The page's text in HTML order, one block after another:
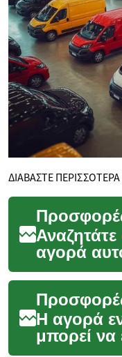
ΔΙΑΒΑΣΤΕ ΠΕΡΙΣΣΟΤΕΡΑ
αγορά
οδηγός
Η αγορά
μπορεί να